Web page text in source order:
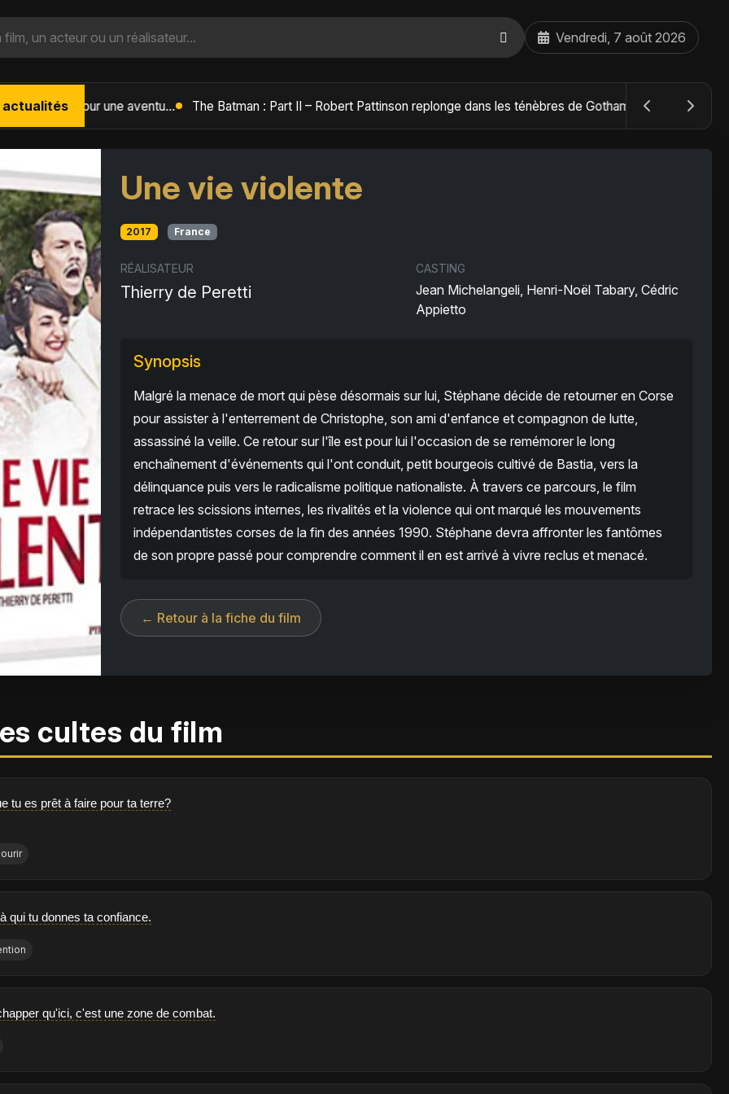
Vendredi, 7 août 2026
actualités L'Âge de Glace : Le Réveil du Volcan – Manny, Sid et Diego de retour pour une aventure explosive The Batman : Part II – Robert Pattinson replonge dans les ténèbres de Gotham dès octobre 2027
Une vie violente
2017 France
RÉALISATEUR
Thierry de Peretti
CASTING
Jean Michelangeli, Henri-Noël Tabary, Cédric
Appietto
Synopsis
Malgré la menace de mort qui pèse désormais sur lui, Stéphane décide de retourner en Corse
pour assister à l'enterrement de Christophe, son ami d'enfance et compagnon de lutte,
assassiné la veille. Ce retour sur l'île est pour lui l'occasion de se remémorer le long
enchaînement d'événements qui l'ont conduit, petit bourgeois cultivé de Bastia, vers la
délinquance puis vers le radicalisme politique nationaliste. À travers ce parcours, le film
retrace les scissions internes, les rivalités et la violence qui ont marqué les mouvements
indépendantistes corses de la fin des années 1990. Stéphane devra affronter les fantômes
de son propre passé pour comprendre comment il en est arrivé à vivre reclus et menacé.
← Retour à la fiche du film
cultes du film
tu es prêt à faire pour ta terre?
qui tu donnes ta confiance.
qu'ici, c'est une zone de combat.